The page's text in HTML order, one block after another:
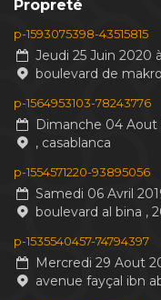
Propreté
p-1593075398-43515815
Jeudi 25 Juin 2020
boulevard de
p-1564953103-78243776
Dimanche 04 Aout
, casablanca
p-1554571220-93895056
Samedi 06 Avril
boulevard al bina ,
p-1535540457-74794397
Mercredi 29 Aout
avenue fayçal ibn